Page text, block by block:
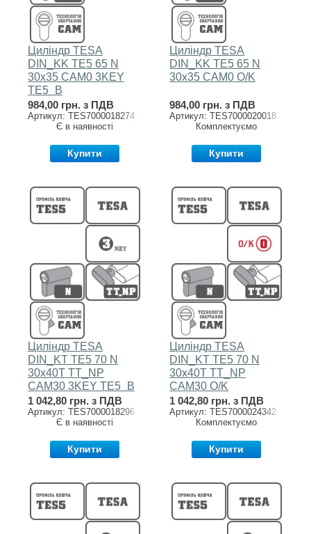
Циліндр TESA
DIN_KK TE5 65 N
30x35 CAM0 3KEY
TE5_B
984,00 грн. з ПДВ
Артикул: TES7000018274
Є в наявності
Купити
Циліндр TESA
DIN_KK TE5 65 N
30x35 CAM0 O/K
984,00 грн. з ПДВ
Артикул: TES7000020018
Комплектуємо
Купити
Циліндр TESA
DIN_KT TE5 70 N
30x40T TT_NP
CAM30 3KEY TE5_B
1 042,80 грн. з ПДВ
Артикул: TES7000018296
Є в наявності
Купити
Циліндр TESA
DIN_KT TE5 70 N
30x40T TT_NP
CAM30 O/K
1 042,80 грн. з ПДВ
Артикул: TES7000024342
Комплектуємо
Купити